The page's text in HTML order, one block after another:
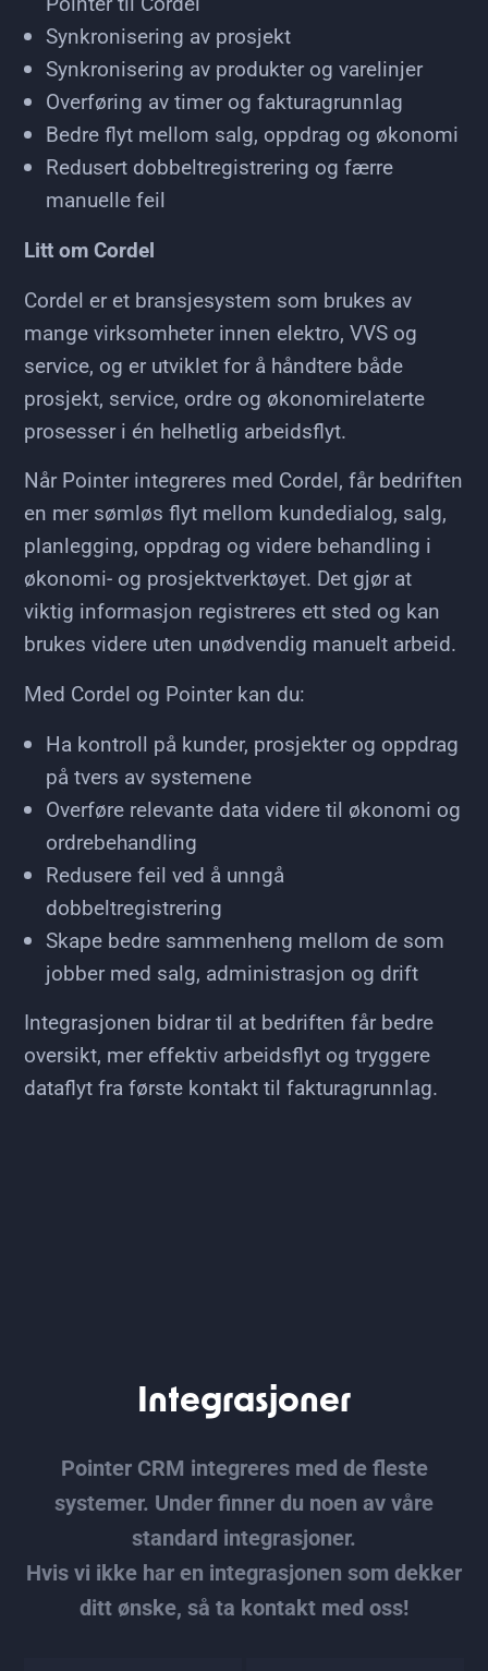
Synkronisering av prosjekt
Synkronisering av produkter og varelinjer
Overføring av timer og fakturagrunnlag
Bedre flyt mellom salg, oppdrag og økonomi
Redusert dobbeltregistrering og færre
manuelle feil
Litt om Cordel
Cordel er et bransjesystem som brukes av
mange virksomheter innen elektro, VVS og
service, og er utviklet for å håndtere både
prosjekt, service, ordre og økonomirelaterte
prosesser i én helhetlig arbeidsflyt.
Når Pointer integreres med Cordel, får bedriften
en mer sømløs flyt mellom kundedialog, salg,
planlegging, oppdrag og videre behandling i
økonomi- og prosjektverktøyet. Det gjør at
viktig informasjon registreres ett sted og kan
brukes videre uten unødvendig manuelt arbeid.
Med Cordel og Pointer kan du:
Ha kontroll på kunder, prosjekter og oppdrag
på tvers av systemene
Overføre relevante data videre til økonomi og
ordrebehandling
Redusere feil ved å unngå
dobbeltregistrering
Skape bedre sammenheng mellom de som
jobber med salg, administrasjon og drift
Integrasjonen bidrar til at bedriften får bedre
oversikt, mer effektiv arbeidsflyt og tryggere
dataflyt fra første kontakt til fakturagrunnlag.
Integrasjoner
Pointer CRM integreres med de fleste
systemer. Under finner du noen av våre
standard integrasjoner.
Hvis vi ikke har en integrasjonen som dekker
ditt ønske, så ta kontakt med oss!